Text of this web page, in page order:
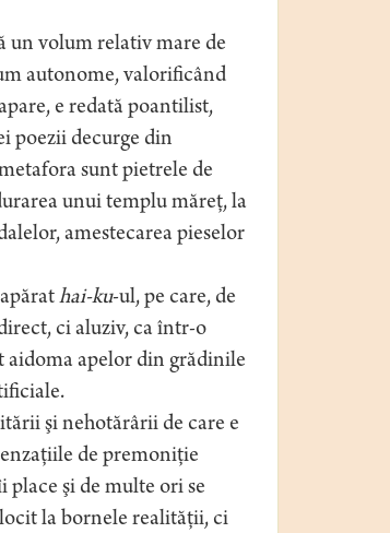
un volum relativ mare de
autonome, valorificând
e redată poantilist,
poezii decurge din
sunt pietrele de
unui templu măreţ, la
amestecarea pieselor
hai-ku-ul, pe care, de
ci aluziv, ca într-o
aidoma apelor din grădinile
şi nehotărârii de care e
de premoniţie
şi de multe ori se
la bornele realităţii, ci